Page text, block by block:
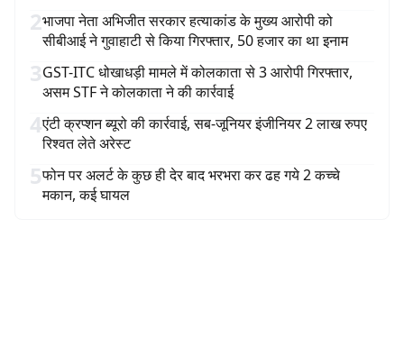
2भाजपा नेता अभिजीत सरकार हत्याकांड के मुख्य आरोपी को
सीबीआई ने गुवाहाटी से किया गिरफ्तार, 50 हजार का था इनाम
3GST-ITC धोखाधड़ी मामले में कोलकाता से 3 आरोपी गिरफ्तार,
असम STF ने कोलकाता ने की कार्रवाई
4एंटी क्रप्शन ब्यूरो की कार्रवाई, सब-जूनियर इंजीनियर 2 लाख रुपए
रिश्वत लेते अरेस्ट
5फोन पर अलर्ट के कुछ ही देर बाद भरभरा कर ढह गये 2 कच्चे
मकान, कई घायल